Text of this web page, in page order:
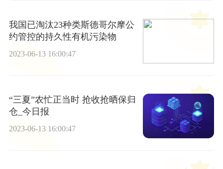
我国已淘汰23种类斯德哥尔摩公
约管控的持久性有机污染物
2023-06-13 16:00:47
“三夏”农忙正当时 抢收抢晒保归
仓_今日报
2023-06-13 16:00:47